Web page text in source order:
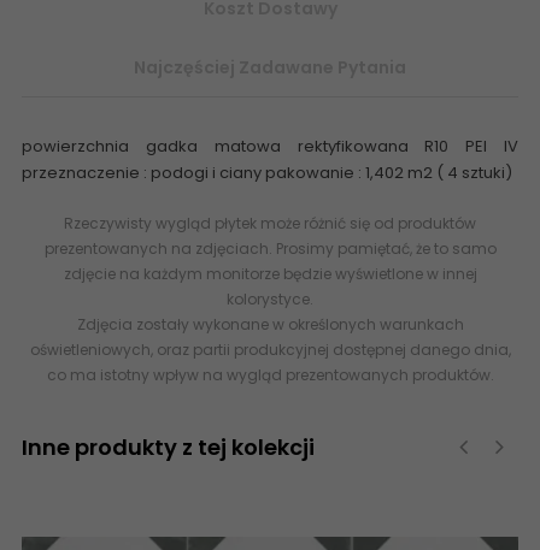
powierzchnia gadka matowa rektyfikowana R10 PEI IV
przeznaczenie : podogi i ciany pakowanie : 1,402 m2 ( 4 sztuki)
Rzeczywisty wygląd płytek może różnić się od produktów
prezentowanych na zdjęciach. Prosimy pamiętać, że to samo
zdjęcie na każdym monitorze będzie wyświetlone w innej
kolorystyce.
Zdjęcia zostały wykonane w określonych warunkach
oświetleniowych, oraz partii produkcyjnej dostępnej danego dnia,
co ma istotny wpływ na wygląd prezentowanych produktów.
Inne produkty z tej kolekcji